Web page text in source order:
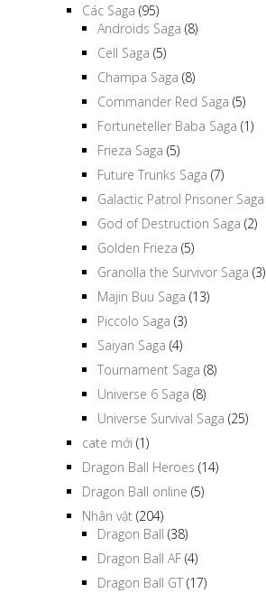
Các Saga (95)
Androids Saga (8)
Cell Saga (5)
Champa Saga (8)
Commander Red Saga (5)
Fortuneteller Baba Saga (1)
Frieza Saga (5)
Future Trunks Saga (7)
Galactic Patrol Prisoner Saga
God of Destruction Saga (2)
Golden Frieza (5)
Granolla the Survivor Saga (3)
Majin Buu Saga (13)
Piccolo Saga (3)
Saiyan Saga (4)
Tournament Saga (8)
Universe 6 Saga (8)
Universe Survival Saga (25)
cate mới (1)
Dragon Ball Heroes (14)
Dragon Ball online (5)
Nhân vật (204)
Dragon Ball (38)
Dragon Ball AF (4)
Dragon Ball GT (17)